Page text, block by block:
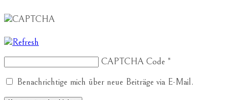
CAPTCHA Code *
Benachrichtige mich über neue Beiträge via E-Mail.